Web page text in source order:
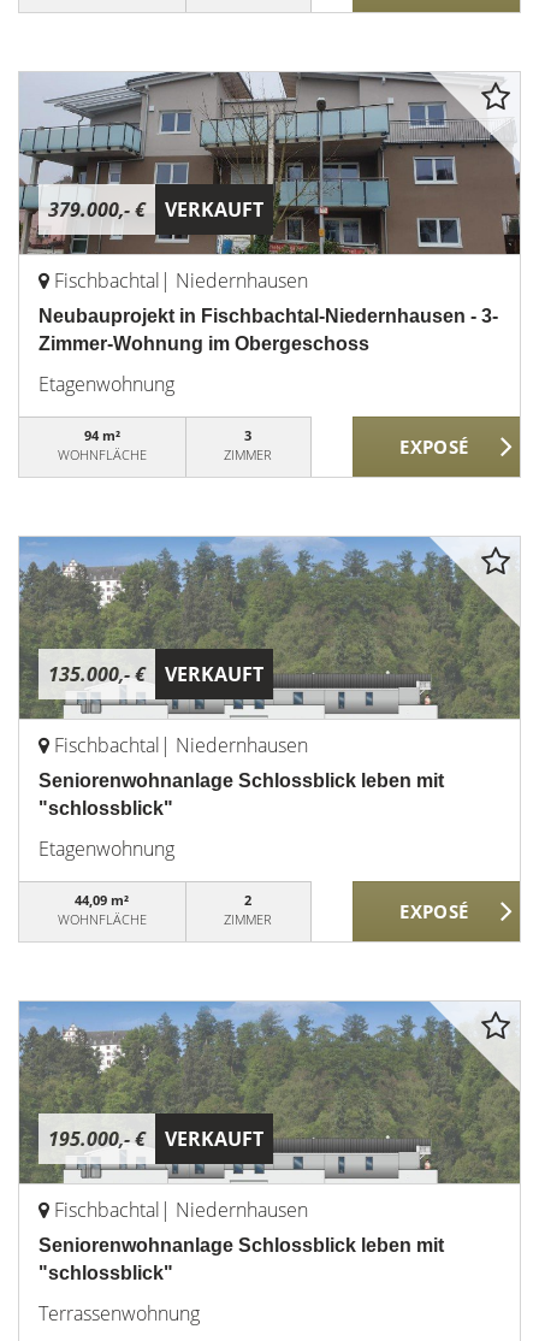
379.000,- € VERKAUFT
Fischbachtal| Niedernhausen
Neubauprojekt in Fischbachtal-Niedernhausen - 3-
Zimmer-Wohnung im Obergeschoss
Etagenwohnung
94 m²
WOHNFLÄCHE
3
ZIMMER
135.000,- € VERKAUFT
Fischbachtal| Niedernhausen
Seniorenwohnanlage Schlossblick leben mit
"schlossblick"
Etagenwohnung
44,09 m²
WOHNFLÄCHE
2
ZIMMER
195.000,- € VERKAUFT
Fischbachtal| Niedernhausen
Seniorenwohnanlage Schlossblick leben mit
"schlossblick"
Terrassenwohnung